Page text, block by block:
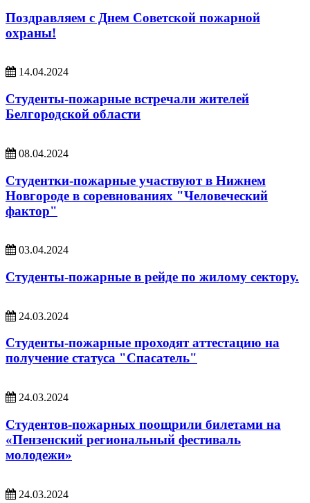
Поздравляем с Днем Советской пожарной
охраны!
14.04.2024
Студенты-пожарные встречали жителей
Белгородской области
08.04.2024
Студентки-пожарные участвуют в Нижнем
Новгороде в соревнованиях "Человеческий
фактор"
03.04.2024
Студенты-пожарные в рейде по жилому сектору.
24.03.2024
Студенты-пожарные проходят аттестацию на
получение статуса "Спасатель"
24.03.2024
Студентов-пожарных поощрили билетами на
«Пензенский региональный фестиваль
молодежи»
24.03.2024